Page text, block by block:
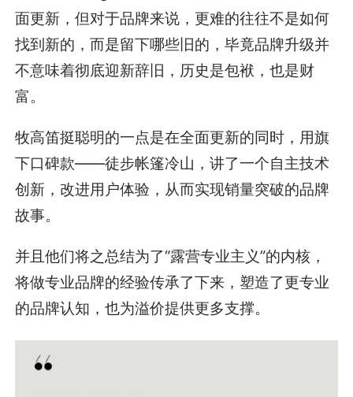
面更新，但对于品牌来说，更难的往往不是如何
找到新的，而是留下哪些旧的，毕竟品牌升级并
不意味着彻底迎新辞旧，历史是包袱，也是财
富。
牧高笛挺聪明的一点是在全面更新的同时，用旗
下口碑款——徒步帐篷冷山，讲了一个自主技术
创新，改进用户体验，从而实现销量突破的品牌
故事。
并且他们将之总结为了“露营专业主义”的内核，
将做专业品牌的经验传承了下来，塑造了更专业
的品牌认知，也为溢价提供更多支撑。